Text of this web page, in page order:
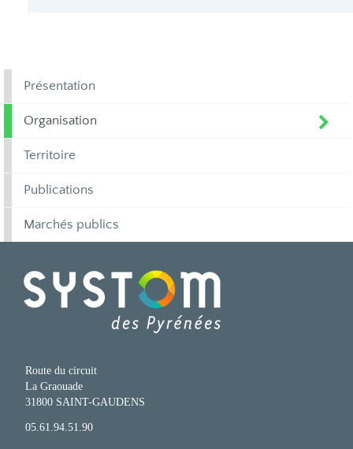
Présentation
Organisation
Territoire
Publications
Marchés publics
Route du circuit
La Graouade
31800 SAINT-GAUDENS
05.61.94.51.90